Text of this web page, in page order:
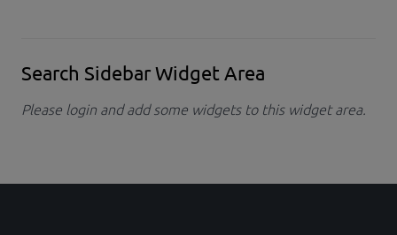
Search Sidebar Widget Area
Please login and add some widgets to this widget area.